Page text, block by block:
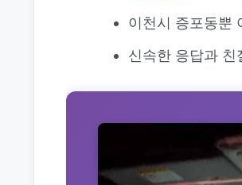
이천시 증포동뿐
신속한 응답과 친